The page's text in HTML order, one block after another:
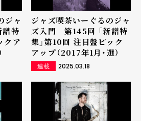
ジャ
特
クア
ジャズ喫茶いーぐるのジャ
ズ入門 第145回 「新譜特
集」第10回 注目盤ピック
アップ（2017年1月・選）
連載 2025.03.18